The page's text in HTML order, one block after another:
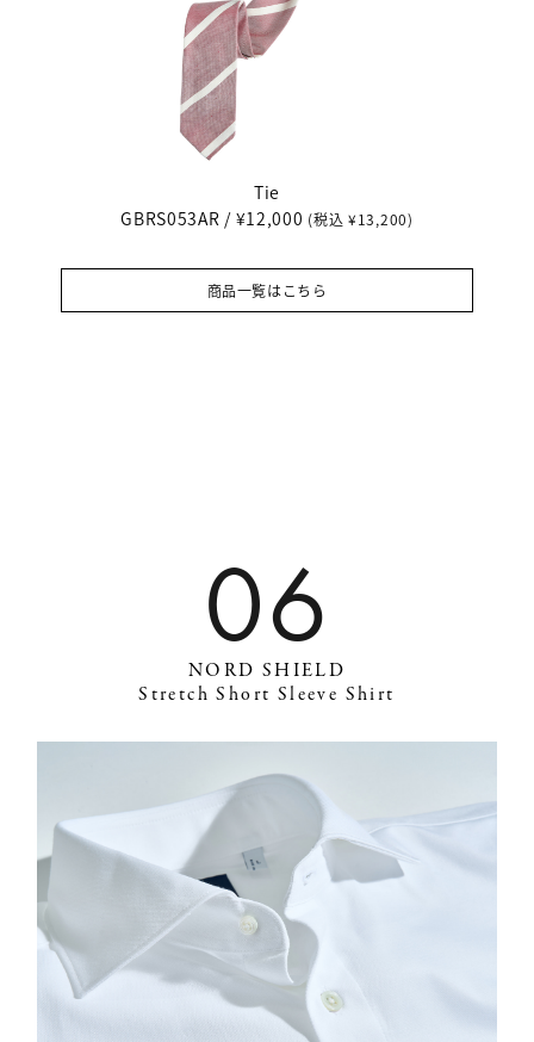
Tie
GBRS053AR / ¥12,000 (税込 ¥13,200)
商品一覧はこちら
06
NORD SHIELD
Stretch Short Sleeve Shirt